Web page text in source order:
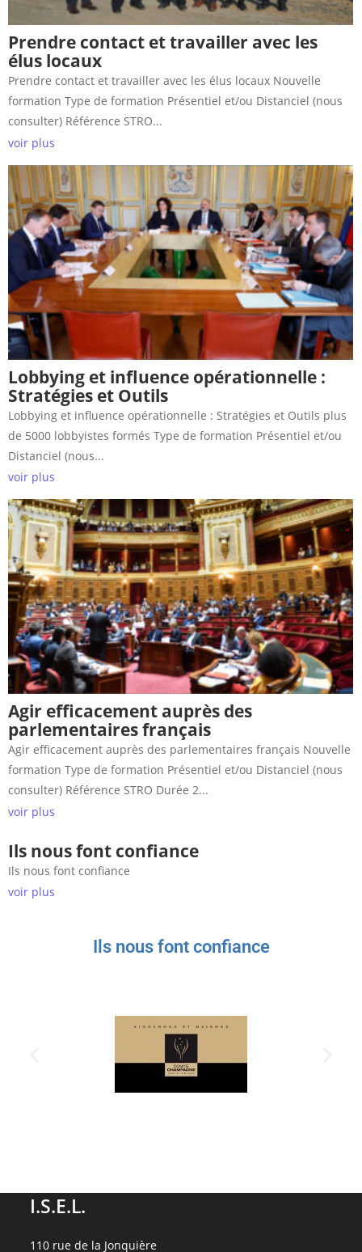
Prendre contact et travailler avec les
élus locaux
Prendre contact et travailler avec les élus locaux Nouvelle
formation Type de formation Présentiel et/ou Distanciel (nous
consulter) Référence STRO...
voir plus
Lobbying et influence opérationnelle :
Stratégies et Outils
Lobbying et influence opérationnelle : Stratégies et Outils plus
de 5000 lobbyistes formés Type de formation Présentiel et/ou
Distanciel (nous...
voir plus
Agir efficacement auprès des
parlementaires français
Agir efficacement auprès des parlementaires français Nouvelle
formation Type de formation Présentiel et/ou Distanciel (nous
consulter) Référence STRO Durée 2...
voir plus
Ils nous font confiance
Ils nous font confiance
voir plus
Ils nous font confiance
I.S.E.L.
110 rue de la Jonquière